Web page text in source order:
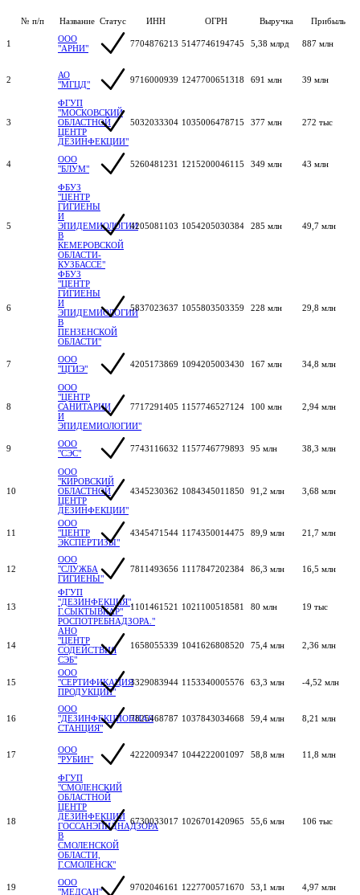
№ п/п Название Статус ИНН ОГРН Выручка Прибыль
1
ООО
"АРНИ"
7704876213 5147746194745 5,38 млрд 887 млн
2
АО
"МГЦД"
9716000939 1247700651318 691 млн 39 млн
3
ФГУП
"МОСКОВСКИЙ
ОБЛАСТНОЙ
ЦЕНТР
ДЕЗИНФЕКЦИИ"
5032033304 1035006478715 377 млн 272 тыс
4
ООО
"БЛУМ"
5260481231 1215200046115 349 млн 43 млн
5
ФБУЗ
"ЦЕНТР
ГИГИЕНЫ
И
ЭПИДЕМИОЛОГИИ
В
КЕМЕРОВСКОЙ
ОБЛАСТИ-
КУЗБАССЕ"
4205081103 1054205030384 285 млн 49,7 млн
6
ФБУЗ
"ЦЕНТР
ГИГИЕНЫ
И
ЭПИДЕМИОЛОГИИ
В
ПЕНЗЕНСКОЙ
ОБЛАСТИ"
5837023637 1055803503359 228 млн 29,8 млн
7
ООО
"ЦГИЭ"
4205173869 1094205003430 167 млн 34,8 млн
8
ООО
"ЦЕНТР
САНИТАРИИ
И
ЭПИДЕМИОЛОГИИ"
7717291405 1157746527124 100 млн 2,94 млн
9
ООО
"СЭС"
7743116632 1157746779893 95 млн 38,3 млн
10
ООО
"КИРОВСКИЙ
ОБЛАСТНОЙ
ЦЕНТР
ДЕЗИНФЕКЦИИ"
4345230362 1084345011850 91,2 млн 3,68 млн
11
ООО
"ЦЕНТР
ЭКСПЕРТИЗЫ"
4345471544 1174350014475 89,9 млн 21,7 млн
12
ООО
"СЛУЖБА
ГИГИЕНЫ"
7811493656 1117847202384 86,3 млн 16,5 млн
13
ФГУП
"ДЕЗИНФЕКЦИЯ",
Г.СЫКТЫВКАР"
РОСПОТРЕБНАДЗОРА."
1101461521 1021100518581 80 млн 19 тыс
14
АНО
"ЦЕНТР
СОДЕЙСТВИЯ
СЭБ"
1658055339 1041626808520 75,4 млн 2,36 млн
15
ООО
"СЕРТИФИКАЦИЯ
ПРОДУКЦИИ"
3329083944 1153340005576 63,3 млн -4,52 млн
16
ООО
"ДЕЗИНФЕКЦИОННАЯ
СТАНЦИЯ"
7825468787 1037843034668 59,4 млн 8,21 млн
17
ООО
"РУБИН"
4222009347 1044222001097 58,8 млн 11,8 млн
18
ФГУП
"СМОЛЕНСКИЙ
ОБЛАСТНОЙ
ЦЕНТР
ДЕЗИНФЕКЦИИ
ГОССАНЭПИДНАДЗОРА
В
СМОЛЕНСКОЙ
ОБЛАСТИ,
Г.СМОЛЕНСК"
6730033017 1026701420965 55,6 млн 106 тыс
19
ООО
"МЕДСАН"
9702046161 1227700571670 53,1 млн 4,97 млн